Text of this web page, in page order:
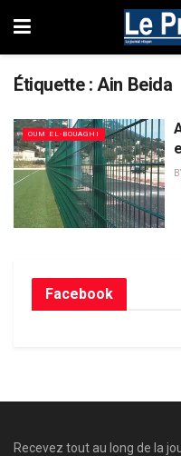
Étiquette :Ain Beida
OUM EL-BOUAGHI
Facebook
Recevez tout au long de la